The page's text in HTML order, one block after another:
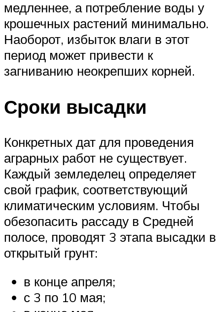
медленнее, а потребление воды у
крошечных растений минимально.
Наоборот, избыток влаги в этот
период может привести к
загниванию неокрепших корней.
Сроки высадки
Конкретных дат для проведения
аграрных работ не существует.
Каждый земледелец определяет
свой график, соответствующий
климатическим условиям. Чтобы
обезопасить рассаду в Средней
полосе, проводят 3 этапа высадки в
открытый грунт:
в конце апреля;
с 3 по 10 мая;